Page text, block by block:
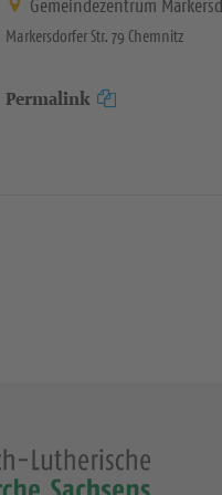
Gemeindezentrum
Markersdorfer Str. 79 Chemnitz
Permalink